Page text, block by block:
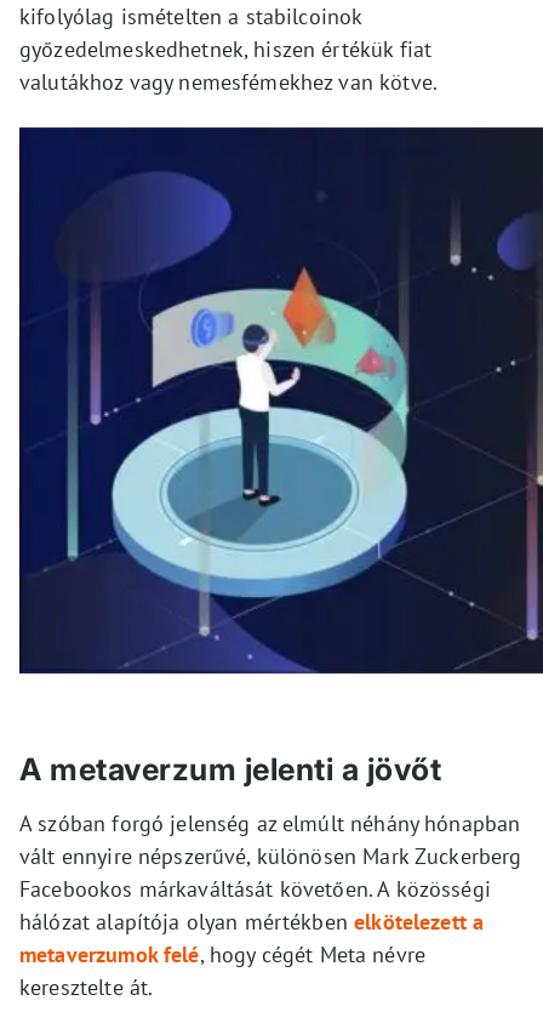
kifolyólag ismételten a stabilcoinok
győzedelmeskedhetnek, hiszen értékük fiat
valutákhoz vagy nemesfémekhez van kötve.
A metaverzum jelenti a jövőt
A szóban forgó jelenség az elmúlt néhány hónapban
vált ennyire népszerűvé, különösen Mark Zuckerberg
Facebookos márkaváltását követően. A közösségi
hálózat alapítója olyan mértékbenelkötelezett a
metaverzumok felé, hogy cégét Meta névre
keresztelte át.